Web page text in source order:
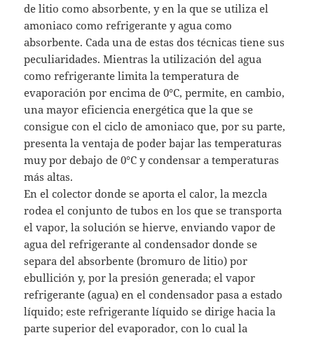
de litio como absorbente, y en la que se utiliza el
amoniaco como refrigerante y agua como
absorbente. Cada una de estas dos técnicas tiene sus
peculiaridades. Mientras la utilización del agua
como refrigerante limita la temperatura de
evaporación por encima de 0°C, permite, en cambio,
una mayor eficiencia energética que la que se
consigue con el ciclo de amoniaco que, por su parte,
presenta la ventaja de poder bajar las temperaturas
muy por debajo de 0°C y condensar a temperaturas
más altas.
En el colector donde se aporta el calor, la mezcla
rodea el conjunto de tubos en los que se transporta
el vapor, la solución se hierve, enviando vapor de
agua del refrigerante al condensador donde se
separa del absorbente (bromuro de litio) por
ebullición y, por la presión generada; el vapor
refrigerante (agua) en el condensador pasa a estado
líquido; este refrigerante líquido se dirige hacia la
parte superior del evaporador, con lo cual la